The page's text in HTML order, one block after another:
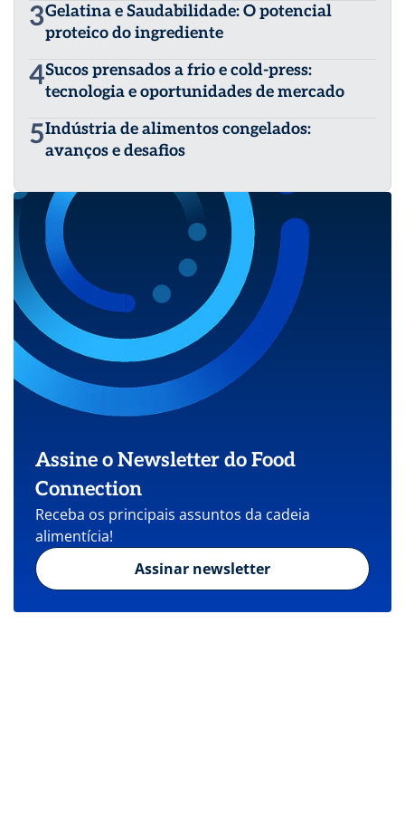
3Gelatina e Saudabilidade: O potencial
proteico do ingrediente
4Sucos prensados a frio e cold-press:
tecnologia e oportunidades de mercado
5Indústria de alimentos congelados:
avanços e desafios
Assine o Newsletter do Food
Connection
Receba os principais assuntos da cadeia
alimentícia!
Assinar newsletter